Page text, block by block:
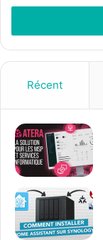
t
e
z
r
e
a
d
s
e
Récent